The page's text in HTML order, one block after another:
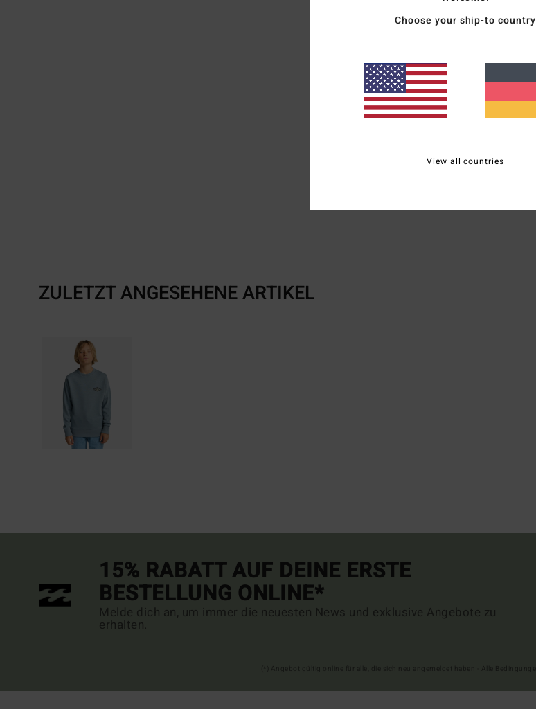
ZULETZT ANGESEHENE ARTIKEL
15% RABATT AUF DEINE ERSTE
BESTELLUNG ONLINE*
Melde dich an, um immer die neuesten News und exklusive Angebote zu
erhalten.
Choose your ship-to country
View all countries